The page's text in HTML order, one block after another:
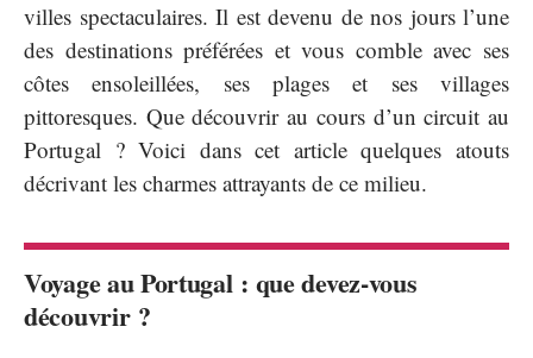
villes spectaculaires. Il est devenu de nos jours l’une
des destinations préférées et vous comble avec ses
côtes ensoleillées, ses plages et ses villages
pittoresques. Que découvrir au cours d’un circuit au
Portugal ? Voici dans cet article quelques atouts
décrivant les charmes attrayants de ce milieu.
Voyage au Portugal : que devez-vous
découvrir ?